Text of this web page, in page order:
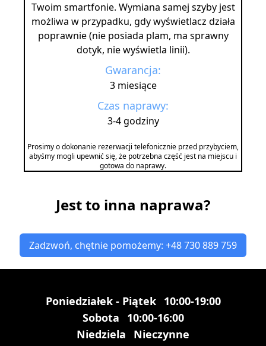
Twoim smartfonie. Wymiana samej szyby jest
możliwa w przypadku, gdy wyświetlacz działa
poprawnie (nie posiada plam, ma sprawny
dotyk, nie wyświetla linii).
Gwarancja:
3 miesiące
Czas naprawy:
3-4 godziny
Prosimy o dokonanie rezerwacji telefonicznie przed przybyciem,
abyśmy mogli upewnić się, że potrzebna część jest na miejscu i
gotowa do naprawy.
Jest to inna naprawa?
Zadzwoń, chętnie pomożemy: +48 730 889 759
Poniedziałek - Piątek 10:00-19:00
Sobota
10:00-16:00
Niedziela
Nieczynne